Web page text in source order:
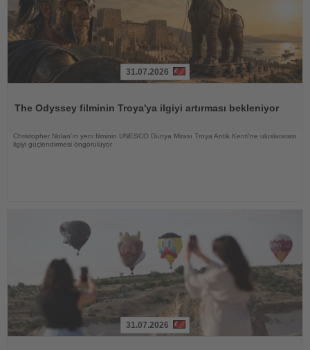
31.07.2026
The Odyssey filminin Troya'ya ilgiyi artırması bekleniyor
Christopher Nolan'ın yeni filminin UNESCO Dünya Mirası Troya Antik Kenti'ne uluslararası
ilgiyi güçlendirmesi öngörülüyor
31.07.2026